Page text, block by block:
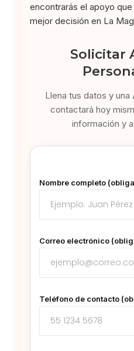
encontrarás el apoyo
mejor decisión en La
Solicitar
Llena tus datos y una
contactará hoy
información y
Nombre completo
Correo electrónico
Teléfono de contacto